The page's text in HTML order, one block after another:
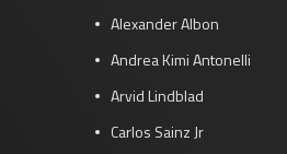
Alexander Albon
Andrea Kimi Antonelli
Arvid Lindblad
Carlos Sainz Jr